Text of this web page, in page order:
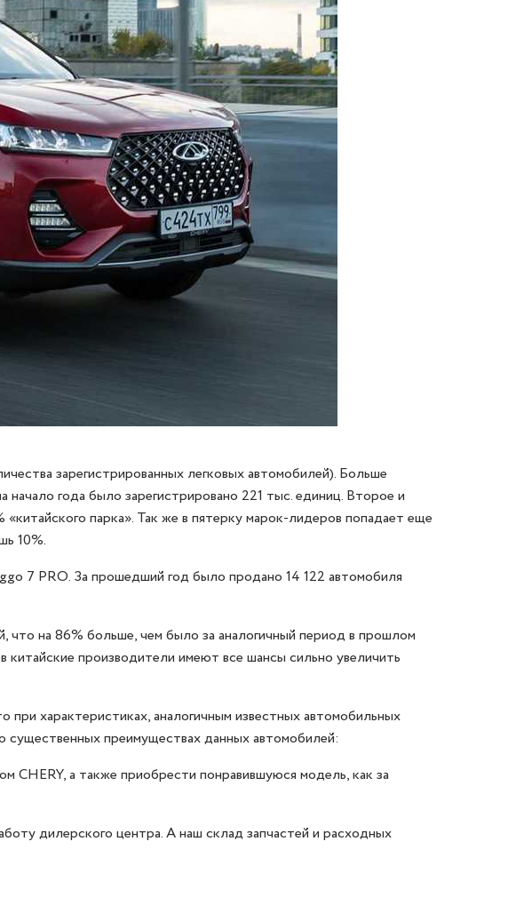
зарегистрированных легковых автомобилей). Больше
года было зарегистрировано 221 тыс. единиц. Второе и
парка». Так же в пятерку марок-лидеров попадает еще
10%.
7 PRO. За прошедший год было продано 14 122 автомобиля
что на 86% больше, чем было за аналогичный период в прошлом
китайские производители имеют все шансы сильно увеличить
характеристиках, аналогичным известных автомобильных
существенных преимуществах данных автомобилей:
CHERY, а также приобрести понравившуюся модель, как за
дилерского центра. А наш склад запчастей и расходных